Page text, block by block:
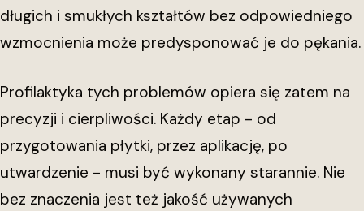
długich i smukłych kształtów bez odpowiedniego
wzmocnienia może predysponować je do pękania.
Profilaktyka tych problemów opiera się zatem na
precyzji i cierpliwości. Każdy etap - od
przygotowania płytki, przez aplikację, po
utwardzenie - musi być wykonany starannie. Nie
bez znaczenia jest też jakość używanych